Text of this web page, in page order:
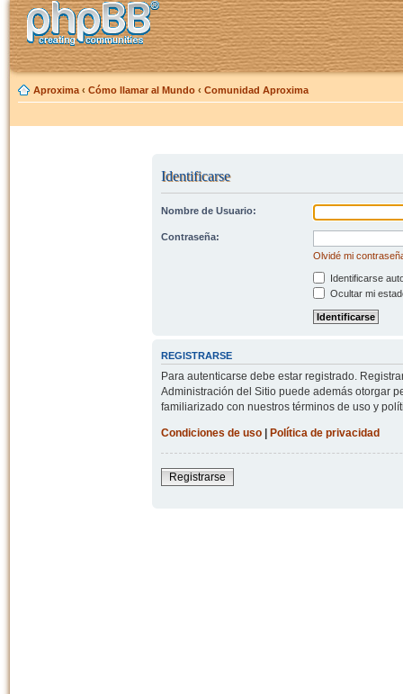
Aproxima ‹ Cómo llamar al Mundo ‹ Comunidad Aproxima
Identificarse
Nombre de Usuario:
Contraseña:
Olvidé mi
Identificarse
Ocultar mi
REGISTRARSE
Para autenticarse debe estar registrado.
Administración del Sitio puede además otorgar
familiarizado con nuestros términos de uso y
Condiciones de uso| Política de privacidad
Registrarse